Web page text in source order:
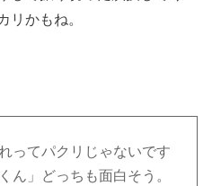
リかもね。
ってパクリじゃないです
ん」どっちも面白そう。